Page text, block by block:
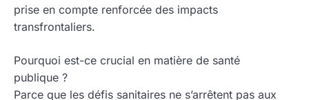
prise en compte renforcée des impacts
transfrontaliers.
Pourquoi est-ce crucial en matière de santé
publique ?
Parce que les défis sanitaires ne s’arrêtent pas aux